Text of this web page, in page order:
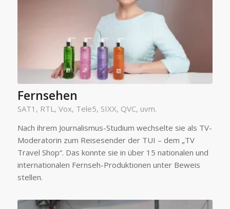
Fernsehen
SAT1, RTL, Vox, Tele5, SIXX, QVC, uvm.
Nach ihrem Journalismus-Studium wechselte sie als TV-
Moderatorin zum Reisesender der TUI – dem „TV
Travel Shop“. Das konnte sie in über 15 nationalen und
internationalen Fernseh-Produktionen unter Beweis
stellen.